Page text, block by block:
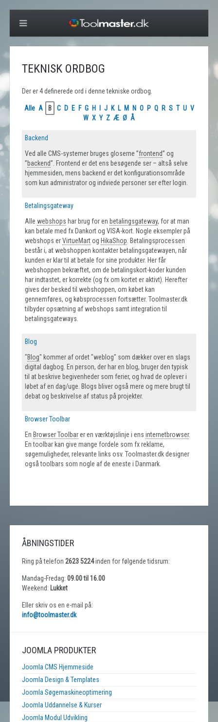
TEKNISK ORDBOG
Der er 4 definerede ord i denne tekniske ordbog.
Alle A B C D E F G H J K L M N O P Q R S T U V
W X Y Z Æ Ø Å
Backend
Ved alle CMS-systemer bruges gloserne ”frontend” og
”backend”. Frontend er det ens besøgende ser – altså selve
hjemmesiden, mens backend er det konfigurationsområde
som kun administrator og indviede personer ser efter login.
Betalingsgateway
Alle webshops har brug for en betalingsgateway, for at man
kan betale med fx Dankort og VISA-kort. Nogle eksempler på
webshops erVirtueMartog HikaShop . Betalingsprocessen
består i, at webshoppen kontakter betalingsgatewayen, når
kunden er klar til at betale for sine produkter. Her får
webshoppen bekræftet, om de betalingskort-koder kunden
har indtastet, er korrekte (og fx om kortet er aktivt). Herefter
gives der besked til webshoppen, om købet kan
gennemføres, og købsprocessen fortsætter. Toolmaster.dk
tilbyder opsætning af webshops samt integration til
betalingsgateways.
Blog
"Blog" kommer af ordet "weblog" som dækker over en slags
digital dagbog. En person, der har en blog, bruger den typisk
til at beskrive begivenheder som ferier, og hvad de oplever i
løbet af en dag/uge. Blogs bliver også mere og mere brugt til
debat og beskrivelse af status på projekter.
Browser Toolbar
En Browser Toolbarer en værktøjslinje i ens internetbrowser.
En toolbar kan give mange fordele som fx reklame,
søgemuligheder, relevante links osv. Toolmaster.dk designer
også toolbars som nogle af de eneste i Danmark.
ÅBNINGSTIDER
Ring på telefon 2623 5224inden for følgende tidsrum:
Mandag-Fredag: 09.00 til 16.00
Weekend: Lukket
Eller skriv os en e-mail på:
info@toolmaster.dk
JOOMLA PRODUKTER
Joomla CMS Hjemmeside
Joomla Design & Templates
Joomla Søgemaskineoptimering
Joomla Uddannelse & Kurser
Joomla Modul Udvikling